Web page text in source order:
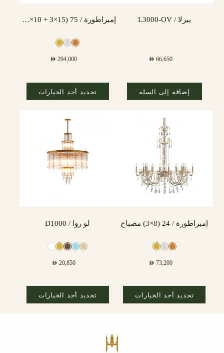
بيرلا / L3000-OV
AED 66,650
إضافة إلى السلة
إمبراطورة / 75 (15×3 + 10×3) مصباح
AED 294,000
تحديد أحد الخيارات
إمبراطورة / 24 (8×3) مصباح
AED 73,200
تحديد أحد الخيارات
لو روا / D1000
AED 20,850
تحديد أحد الخيارات